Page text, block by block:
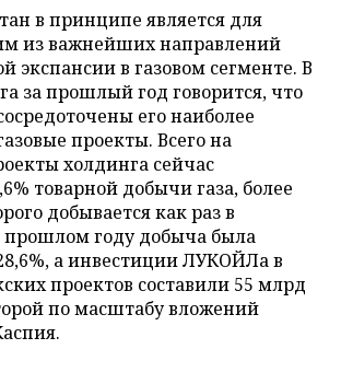
в принципе является для
из важнейших направлений
экспансии в газовом сегменте. В
за прошлый год говорится, что
его наиболее
проекты. Всего на
холдинга сейчас
товарной добычи газа, более
добывается как раз в
прошлом году добыча была
а инвестиции ЛУКОЙЛа в
проектов составили 55 млрд
по масштабу вложений